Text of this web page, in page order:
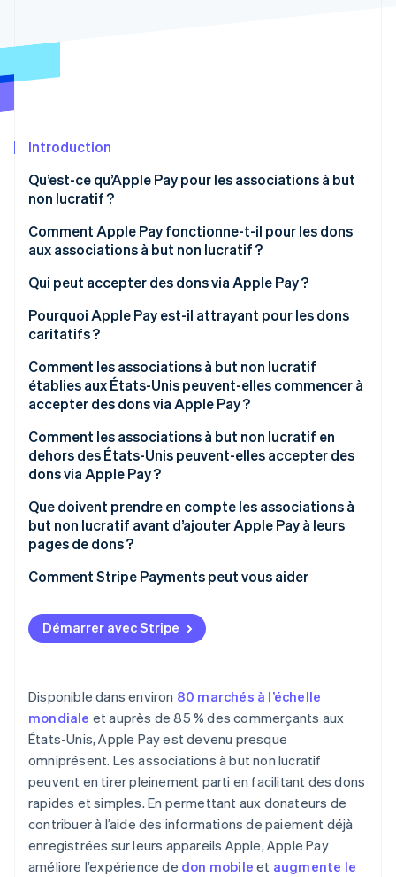
Radar
Atlas
Élimination du carbone
Vérification de l'identité
Stripe Sessions 2026
Regarder la vidéo
Introduction
Qu’est-ce qu’Apple Pay pour les associations à but
non lucratif ?
Comment Apple Pay fonctionne-t-il pour les dons
aux associations à but non lucratif ?
Qui peut accepter des dons via Apple Pay ?
Pourquoi Apple Pay est-il attrayant pour les dons
caritatifs ?
Comment les associations à but non lucratif
établies aux États-Unis peuvent-elles commencer à
accepter des dons via Apple Pay ?
Comment les associations à but non lucratif en
dehors des États-Unis peuvent-elles accepter des
dons via Apple Pay ?
Que doivent prendre en compte les associations à
but non lucratif avant d’ajouter Apple Pay à leurs
pages de dons ?
Comment Stripe Payments peut vous aider
Démarrer avec Stripe
Disponible dans environ 80 marchés à l’échelle
mondiale et auprès de 85 % des commerçants aux
États-Unis, Apple Pay est devenu presque
omniprésent. Les associations à but non lucratif
peuvent en tirer pleinement parti en facilitant des dons
rapides et simples. En permettant aux donateurs de
contribuer à l’aide des informations de paiement déjà
enregistrées sur leurs appareils Apple, Apple Pay
améliore l’expérience de don mobile et augmente le